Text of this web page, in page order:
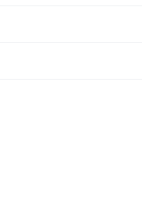
Džeko
Trenčíne sa